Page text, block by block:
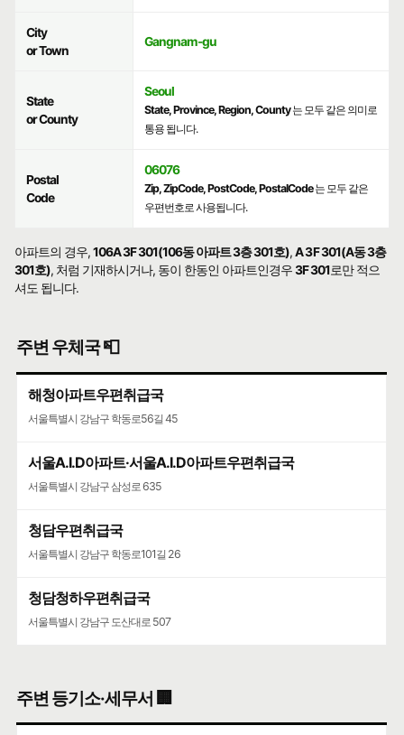
City
or Town
Gangnam-gu
State
or County
Seoul
State, Province, Region, County는 모두 같은 의미로
통용 됩니다.
Postal
Code
06076
Zip, ZipCode, PostCode, PostalCode는 모두 같은
우편번호로 사용됩니다.
아파트의 경우,106A 3F 301(106동 아파트 3층 301호),A 3F 301(A동 3층
301호), 처럼 기재하시거나, 동이 한동인 아파트인경우3F 301로만 적으
셔도 됩니다.
주변 우체국 📮
해청아파트우편취급국
서울특별시 강남구 학동로56길 45
서울A.I.D아파트·서울A.I.D아파트우편취급국
서울특별시 강남구 삼성로 635
청담우편취급국
서울특별시 강남구 학동로101길 26
청담청하우편취급국
서울특별시 강남구 도산대로 507
주변 등기소·세무서 🏢